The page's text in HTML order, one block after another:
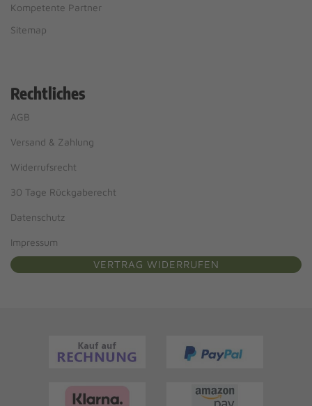
Kompetente Partner
Sitemap
Rechtliches
AGB
Versand & Zahlung
Widerrufsrecht
30 Tage Rückgaberecht
Datenschutz
Impressum
VERTRAG WIDERRUFEN